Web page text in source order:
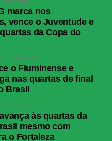
marca nos
vence o Juventude e
da Copa do
3 dias atrás
o Fluminense e
nas quartas de final
Brasil
3 dias atrás
às quartas da
mesmo com
o Fortaleza